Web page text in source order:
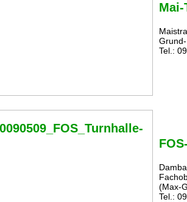
Tel.:
(Max-
Tel.: